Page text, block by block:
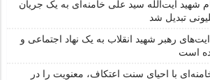
شهید آیت‌الله سید علی خامنه‌ای به یک جریان
تبدیل شد
رهبر شهید انقلاب به یک نهاد اجتماعی و
است
با احیای سنت اعتکاف، معنویت را در